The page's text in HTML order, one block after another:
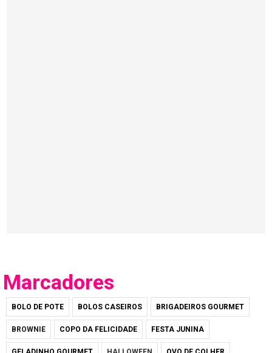
Marcadores
BOLO DE POTE BOLOS CASEIROS BRIGADEIROS GOURMET
BROWNIE COPO DA FELICIDADE FESTA JUNINA